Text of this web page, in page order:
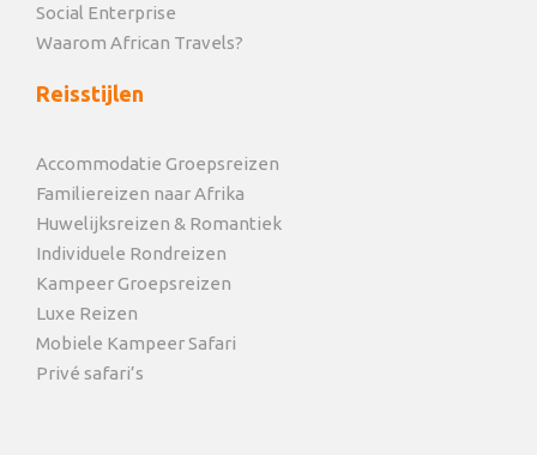
Social Enterprise
Waarom African Travels?
Reisstijlen
Accommodatie Groepsreizen
Familiereizen naar Afrika
Huwelijksreizen & Romantiek
Individuele Rondreizen
Kampeer Groepsreizen
Luxe Reizen
Mobiele Kampeer Safari
Privé safari’s